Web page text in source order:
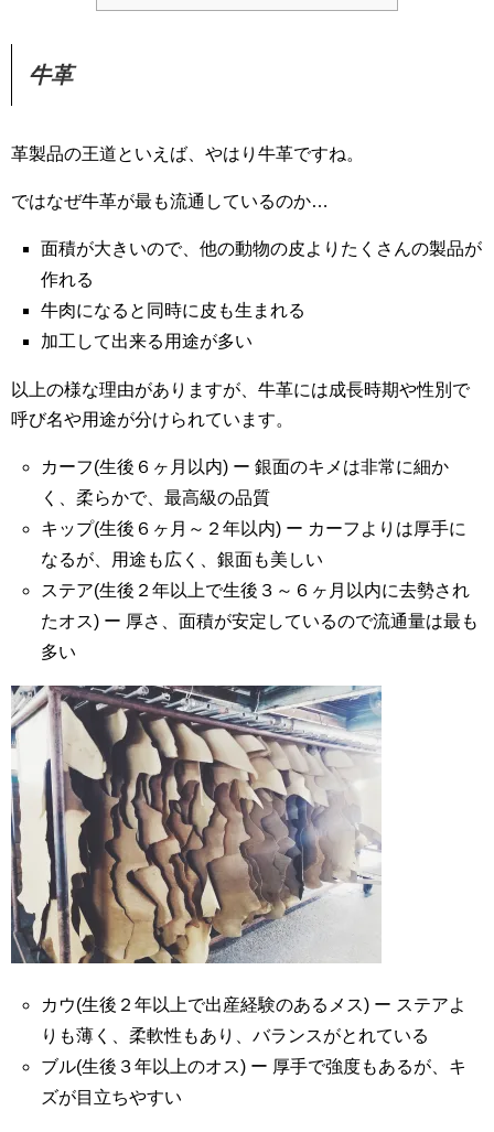
牛革
革製品の王道といえば、やはり牛革ですね。
ではなぜ牛革が最も流通しているのか…
面積が大きいので、他の動物の皮よりたくさんの製品が
作れる
牛肉になると同時に皮も生まれる
加工して出来る用途が多い
以上の様な理由がありますが、牛革には成長時期や性別で
呼び名や用途が分けられています。
カーフ(生後６ヶ月以内) ー 銀面のキメは非常に細か
く、柔らかで、最高級の品質
キップ(生後６ヶ月～２年以内) ー カーフよりは厚手に
なるが、用途も広く、銀面も美しい
ステア(生後２年以上で生後３～６ヶ月以内に去勢され
たオス) ー 厚さ、面積が安定しているので流通量は最も
多い
カウ(生後２年以上で出産経験のあるメス) ー ステアよ
りも薄く、柔軟性もあり、バランスがとれている
ブル(生後３年以上のオス) ー 厚手で強度もあるが、キ
ズが目立ちやすい